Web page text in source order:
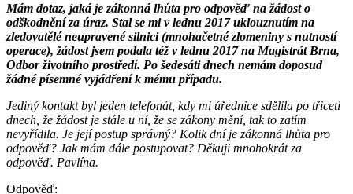
Mám dotaz, jaká je zákonná lhůta pro odpověď na žádost o
odškodnění za úraz. Stal se mi v lednu 2017 uklouznutím na
zledovatělé neupravené silnici (mnohačetné zlomeniny s nutností
operace), žádost jsem podala též v lednu 2017 na Magistrát Brna,
Odbor životního prostředí. Po šedesáti dnech nemám doposud
žádné písemné vyjádření k mému případu.
Jediný kontakt byl jeden telefonát, kdy mi úřednice sdělila po třiceti
dnech, že žádost je stále u ní, že se zákony mění, tak to zatím
nevyřídila. Je její postup správný? Kolik dní je zákonná lhůta pro
odpověď? Jak mám dále postupovat? Děkuji mnohokrát za
odpověď. Pavlína.
Odpověď: